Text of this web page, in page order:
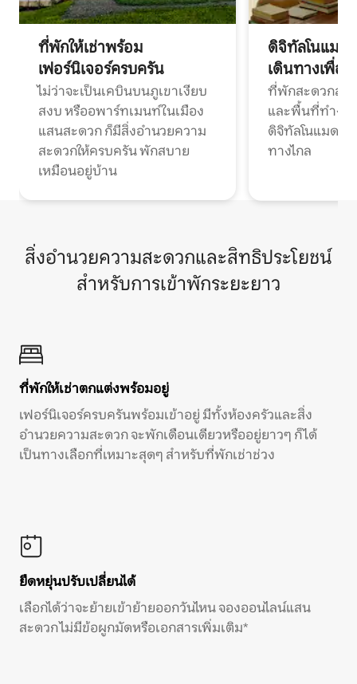
ที่พักให้เช่าพร้อม
เฟอร์นิเจอร์ครบครัน
ไม่ว่าจะเป็นเคบินบนภูเขาเงียบ
สงบ หรืออพาร์ทเมนท์ในเมือง
แสนสะดวก ก็มีสิ่งอำนวยความ
สะดวกให้ครบครัน พักสบาย
เหมือนอยู่บ้าน
ดิจิทัลโนแมด
เดินทางเพื่อ
ที่พักสะดวกสบ
และพื้นที่ทำงา
ดิจิทัลโนแมดแ
ทางไกล
สิ่งอำนวยความสะดวกและสิทธิประโยชน์
สำหรับการเข้าพักระยะยาว
ที่พักให้เช่าตกแต่งพร้อมอยู่
เฟอร์นิเจอร์ครบครันพร้อมเข้าอยู่ มีทั้งห้องครัวและสิ่ง
อำนวยความสะดวก จะพักเดือนเดียวหรืออยู่ยาวๆ ก็ได้
เป็นทางเลือกที่เหมาะสุดๆ สำหรับที่พักเช่าช่วง
ยืดหยุ่นปรับเปลี่ยนได้
เลือกได้ว่าจะย้ายเข้าย้ายออกวันไหน จองออนไลน์แสน
สะดวก ไม่มีข้อผูกมัดหรือเอกสารเพิ่มเติม*